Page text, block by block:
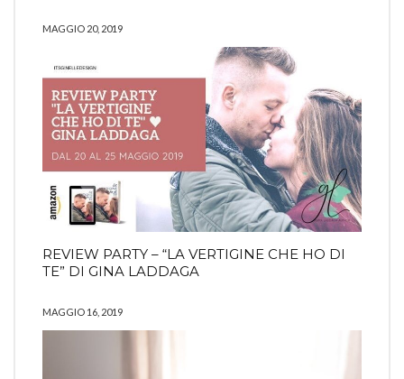
MAGGIO 20, 2019
REVIEW PARTY – “LA VERTIGINE CHE HO DI
TE” DI GINA LADDAGA
MAGGIO 16, 2019